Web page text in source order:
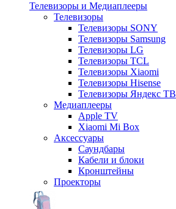
Телевизоры и Медиаплееры
Телевизоры
Телевизоры SONY
Телевизоры Samsung
Телевизоры LG
Телевизоры TCL
Телевизоры Xiaomi
Телевизоры Hisense
Телевизоры Яндекс ТВ
Медиаплееры
Apple TV
Xiaomi Mi Box
Аксессуары
Саундбары
Кабели и блоки
Кронштейны
Проекторы